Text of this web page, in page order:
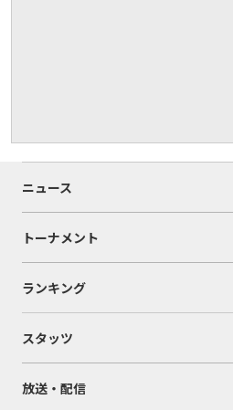
ニュース
トーナメント
ランキング
スタッツ
放送・配信